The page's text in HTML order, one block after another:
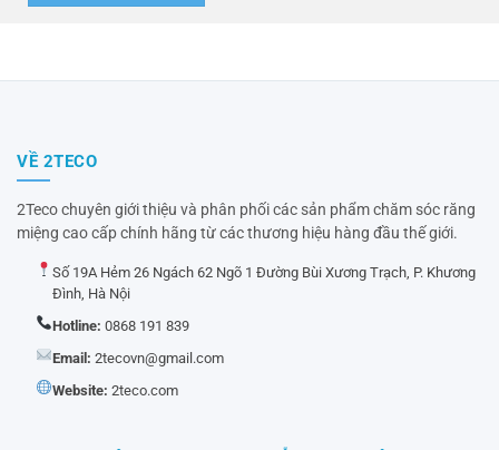
VỀ 2TECO
2Teco chuyên giới thiệu và phân phối các sản phẩm chăm sóc răng
miệng cao cấp chính hãng từ các thương hiệu hàng đầu thế giới.
Số 19A Hẻm 26 Ngách 62 Ngõ 1 Đường Bùi Xương Trạch, P. Khương
Đình, Hà Nội
Hotline: 0868 191 839
Email: 2tecovn@gmail.com
Website: 2teco.com